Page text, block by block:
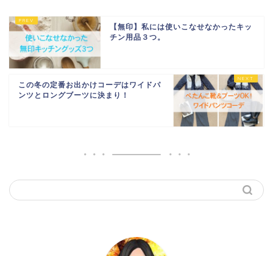
【無印】私には使いこなせなかったキッ
チン用品３つ。
この冬の定番お出かけコーデはワイドパ
ンツとロングブーツに決まり！